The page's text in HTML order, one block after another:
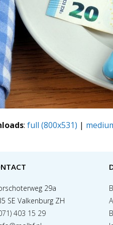
: full (800x531) |
29a
SE Valkenburg ZH
403 15 29